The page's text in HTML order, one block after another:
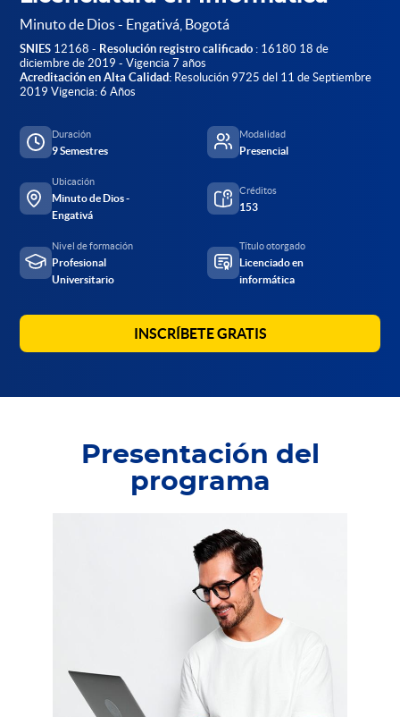
Minuto de Dios - Engativá, Bogotá
SNIES 12168 - Resolución registro calificado : 16180 18 de
diciembre de 2019 - Vigencia 7 años
Acreditación en Alta Calidad: Resolución 9725 del 11 de Septiembre
2019 Vigencia: 6 Años
Duración
9 Semestres
Modalidad
Presencial
Ubicación
Minuto de Dios -
Engativá
Créditos
153
Nivel de formación
Profesional
Universitario
Título otorgado
Licenciado en
informática
INSCRÍBETE GRATIS
Presentación del
programa